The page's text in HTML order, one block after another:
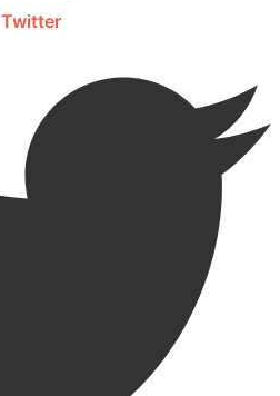
Twitter